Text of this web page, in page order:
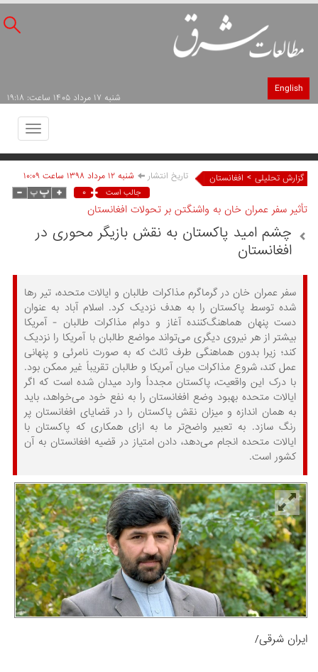
English
شنبه ۱۷ مرداد ۱۴۰۵ ساعت: ۱۹:۱۸
Toggle
گزارش تحلیلی > افغانستان تاریخ انتشار شنبه ۱۲ مرداد ۱۳۹۸ ساعت ۱۰:۰۹
جالب است ۰
تأثیر سفر عمران خان به واشنگتن بر تحولات افغانستان
چشم امید پاکستان به نقش بازیگر محوری در
افغانستان
سفر عمران خان در گرماگرم مذاکرات طالبان و ایالات متحده، تیر رها
شده توسط پاکستان را به هدف نزدیک کرد. اسلام آباد به عنوان
دست پنهان هماهنگ‌کننده آغاز و دوام مذاکرات طالبان - آمریکا
بیشتر از هر نیروی دیگری می‌تواند مواضع طالبان با آمریکا را نزدیک
کند؛ زیرا بدون هماهنگی طرف ثالث که به‌ صورت نامرئی و پنهانی
عمل کند، شروع مذاکرات میان آمریکا و طالبان تقریباً غیر ممکن بود.
با درک این واقعیت، پاکستان مجدداً وارد میدان شده است که اگر
ایالات متحده بهبود وضع افغانستان را به نفع خود می‌خواهد، باید
به همان اندازه و میزان نقش پاکستان را در قضایای افغانستان پر
رنگ سازد. به تعبیر واضح‌تر ما به ‌ازای همکاری که پاکستان با
ایالات متحده انجام می‌دهد، دادن امتیاز در قضیه افغانستان به آن
کشور است.
ایران شرقی/